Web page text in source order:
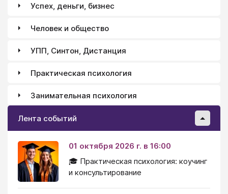
Успех, деньги, бизнес
Человек и общество
УПП, Синтон, Дистанция
Практическая психология
Занимательная психология
Лента событий
01 октября 2026 г. в 16:00
🎓 Практическая психология: коучинг
и консультирование